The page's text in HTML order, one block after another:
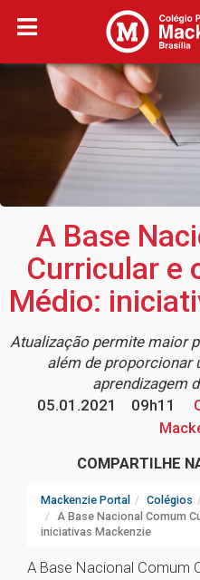
A Base
Curricular e
Médio:
Atualização permite maior
além de proporcionar
aprendizagem
05.01.2021
09h11
COMPARTILHE
Mackenzie Portal Colégios
A Base Nacional Comum
iniciativas Mackenzie
A Base Nacional Comum